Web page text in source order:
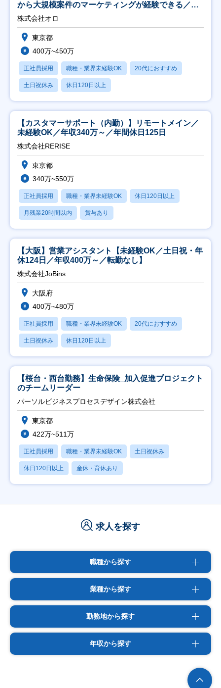
から大規模案件のマーケティングが経験できる／研
修充実】
株式会社オロ
東京都
400万~450万
正社員採用 職種・業界未経験OK 20代におすすめ
土日祝休み 休日120日以上
【カスタマーサポート（内勤）】リモートメイン／
未経験OK／年収340万～／年間休日125日
株式会社RERISE
東京都
340万~550万
正社員採用 職種・業界未経験OK 休日120日以上
月残業20時間以内 賞与あり
【大阪】営業アシスタント【未経験OK／土日祝・年
休124日／年収400万～／転勤なし】
株式会社JoBins
大阪府
400万~480万
正社員採用 職種・業界未経験OK 20代におすすめ
土日祝休み 休日120日以上
【桜台・西台勤務】生命保険_加入促進プロジェクト
のチームリーダー
パーソルビジネスプロセスデザイン株式会社
東京都
422万~511万
正社員採用 職種・業界未経験OK 土日祝休み
休日120日以上 産休・育休あり
求人を探す
職種から探す
業種から探す
勤務地から探す
年収から探す